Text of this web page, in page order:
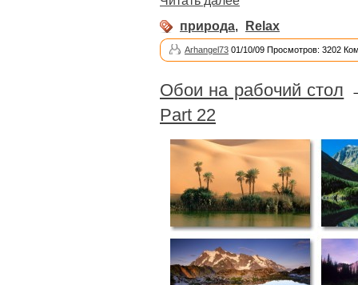
природа, Relax
Arhangel73 01/10/09 Просмотров: 3202
Обои на рабочий стол
Part 22